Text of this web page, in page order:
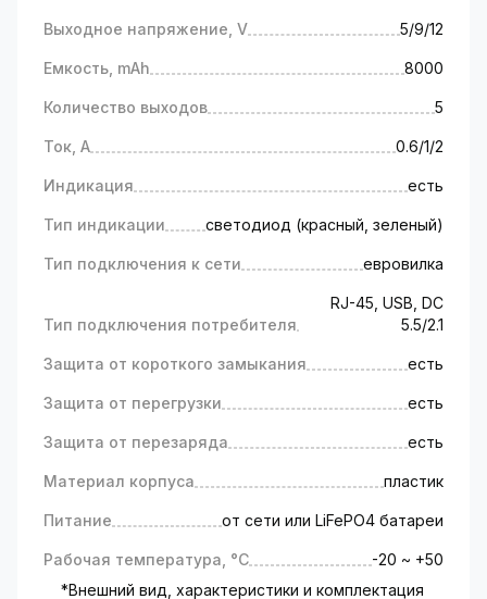
медиаконвертеры
и другой низковольтной аппаратуры
Бесперебойник для роутера 12 вольт оснащен
встроенным аккумулятором емкостью 8000
от потребления) сможет работать без
перерыва до 5 часов.
Автономное питание для
оборудование подсоединяется к ИБП через
соответствующий порт 5/9/12V.
Бесперебойник подключается к сети через
стандартную розетку 220 V, выполняя в
обычном режиме функции импульсного блока
При отключении электроэнергии из общей
сети ИБП автоматически переключается на
После появления электроэнергии АКБ
бесперебойного питания из сети 220 V.
Выходное напряжение, V 5/9/12
Емкость, mAh 8000
Количество выходов 5
Ток, А 0.6/1/2
Индикация есть
Тип индикации светодиод (красный, зеленый)
Тип подключения к сети евровилка
Тип подключения потребителя
RJ-45, USB, DC
5.5/2.1
Защита от короткого замыкания есть
Защита от перегрузки есть
Защита от перезаряда есть
Материал корпуса пластик
Питание от сети или LiFePO4 батареи
Рабочая температура, °C
-20 ~ +50
*Внешний вид, характеристики и комплектация